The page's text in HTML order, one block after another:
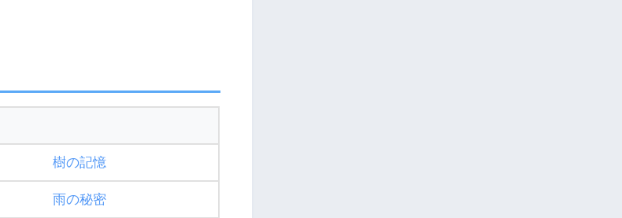
樹の記憶
雨の秘密